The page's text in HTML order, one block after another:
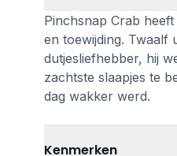
Pinchsnap Crab
en toewijding. Twaalf
dutjesliefhebber, hij
zachtste slaapjes te
dag wakker werd.
Kenmerken